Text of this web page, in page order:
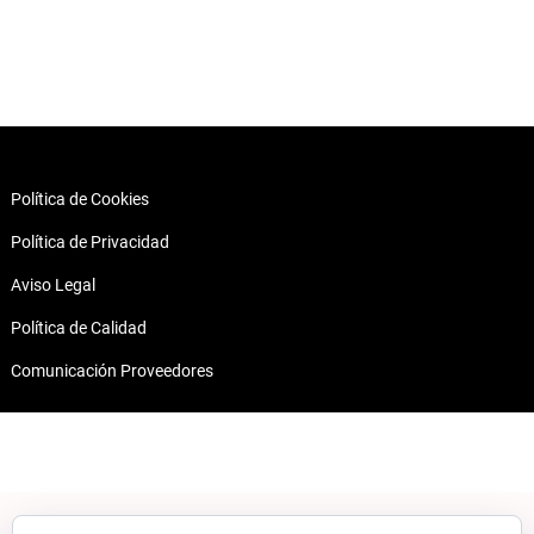
Política de Cookies
Política de Privacidad
Aviso Legal
Política de Calidad
Comunicación Proveedores
Teléfono:916 62 21 99